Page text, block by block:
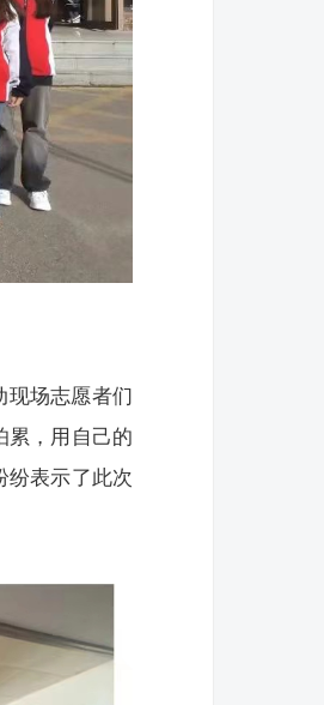
现场志愿者们
累，用自己的
纷表示了此次